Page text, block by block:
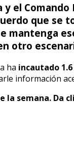
y el
que se
mantenga
otro
ha incautado
información
semana. Da